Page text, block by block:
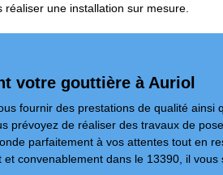
une installation sur mesure.
votre gouttière à Auriol
fournir des prestations de qualité
prévoyez de réaliser des travaux de
parfaitement à vos attentes tout en
convenablement dans le 13390, il vous